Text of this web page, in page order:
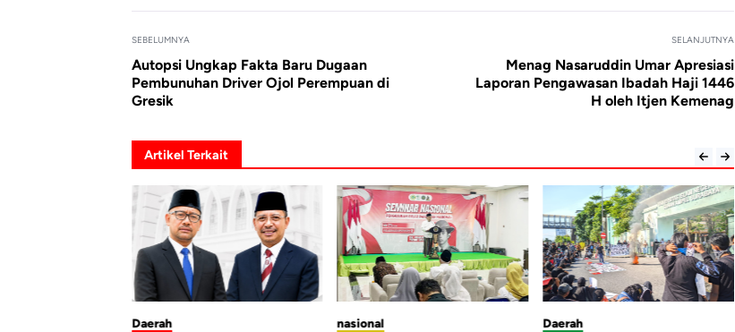
SEBELUMNYA
Autopsi Ungkap Fakta Baru Dugaan
Pembunuhan Driver Ojol Perempuan di
Gresik
SELANJUTNYA
Menag Nasaruddin Umar Apresiasi
Laporan Pengawasan Ibadah Haji 1446
H oleh Itjen Kemenag
Artikel Terkait
nasional Daerah Daerah